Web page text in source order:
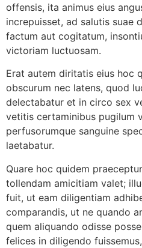
offensis, ita animus eius
increpuisset, ad salutis suae
factum aut cogitatum,
victoriam luctuosam.
Erat autem diritatis eius hoc
obscurum nec latens, quod
delectabatur et in circo sex
vetitis certaminibus pugilum
perfusorumque sanguine
laetabatur.
Quare hoc quidem
tollendam amicitiam valet;
fuit, ut eam diligentiam
comparandis, ut ne quando
quem aliquando odisse
felices in diligendo